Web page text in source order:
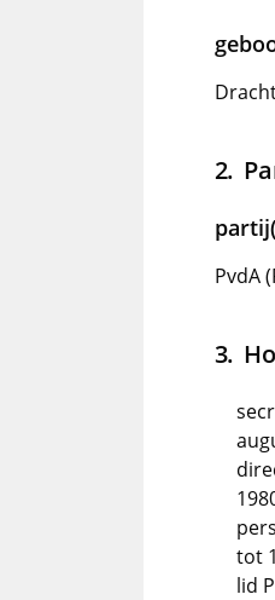
PvdA
tot
lid